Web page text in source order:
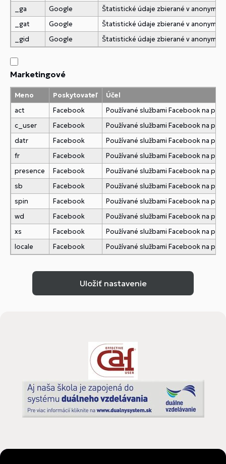
_ga
Google
Štatistické údaje zbierané v
_gat
Google
Štatistické údaje zbierané v
_gid
Google Štatistické údaje zbierané v
Marketingové
Meno Poskytovateľ
Účel
act
Facebook
Používané službami Facebook na
c_user
Facebook
Používané službami Facebook na
datr
Facebook
Používané službami Facebook na
fr
Facebook
Používané službami Facebook na
presence
Facebook
Používané službami Facebook na
sb
Facebook
Používané službami Facebook na
spin
Facebook
Používané službami Facebook na
wd
Facebook
Používané službami Facebook na
xs
Facebook
Používané službami Facebook na
locale
Facebook Používané službami Facebook na